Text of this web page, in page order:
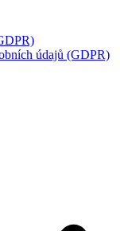
údajů (GDPR)